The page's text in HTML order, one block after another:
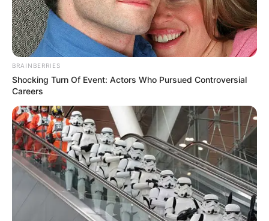
BRAINBERRIES
Shocking Turn Of Event: Actors Who Pursued Controversial
Careers